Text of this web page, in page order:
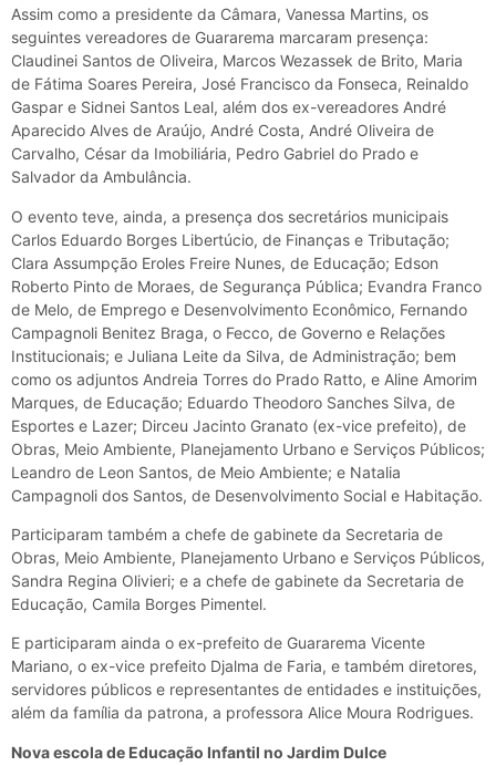
Assim como a presidente da Câmara, Vanessa Martins, os
seguintes vereadores de Guararema marcaram presença:
Claudinei Santos de Oliveira, Marcos Wezassek de Brito, Maria
de Fátima Soares Pereira, José Francisco da Fonseca, Reinaldo
Gaspar e Sidnei Santos Leal, além dos ex-vereadores André
Aparecido Alves de Araújo, André Costa, André Oliveira de
Carvalho, César da Imobiliária, Pedro Gabriel do Prado e
Salvador da Ambulância.
O evento teve, ainda, a presença dos secretários municipais
Carlos Eduardo Borges Libertúcio, de Finanças e Tributação;
Clara Assumpção Eroles Freire Nunes, de Educação; Edson
Roberto Pinto de Moraes, de Segurança Pública; Evandra Franco
de Melo, de Emprego e Desenvolvimento Econômico, Fernando
Campagnoli Benitez Braga, o Fecco, de Governo e Relações
Institucionais; e Juliana Leite da Silva, de Administração; bem
como os adjuntos Andreia Torres do Prado Ratto, e Aline Amorim
Marques, de Educação; Eduardo Theodoro Sanches Silva, de
Esportes e Lazer; Dirceu Jacinto Granato (ex-vice prefeito), de
Obras, Meio Ambiente, Planejamento Urbano e Serviços Públicos;
Leandro de Leon Santos, de Meio Ambiente; e Natalia
Campagnoli dos Santos, de Desenvolvimento Social e Habitação.
Participaram também a chefe de gabinete da Secretaria de
Obras, Meio Ambiente, Planejamento Urbano e Serviços Públicos,
Sandra Regina Olivieri; e a chefe de gabinete da Secretaria de
Educação, Camila Borges Pimentel.
E participaram ainda o ex-prefeito de Guararema Vicente
Mariano, o ex-vice prefeito Djalma de Faria, e também diretores,
servidores públicos e representantes de entidades e instituições,
além da família da patrona, a professora Alice Moura Rodrigues.
Nova escola de Educação Infantil no Jardim Dulce